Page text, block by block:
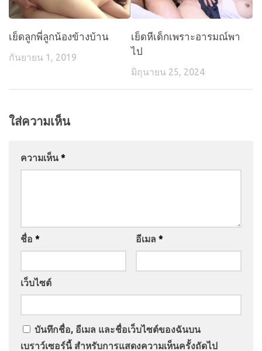
เย็ดลูกพี่ลูกน้องข้างบ้าน
กันยายน 1, 2019
เย็ดหีเด็กเพราะอารมณ์พา
ไป
มิถุนายน 25, 2024
ใส่ความเห็น
ความเห็น *
ชื่อ * อีเมล *
เว็บไซต์
บันทึกชื่อ, อีเมล และชื่อเว็บไซต์ของฉันบน
เบราว์เซอร์นี้ สำหรับการแสดงความเห็นครั้งถัดไป